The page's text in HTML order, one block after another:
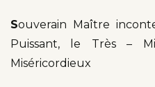
Souverain Maître
Puissant, le Très –
Miséricordieux